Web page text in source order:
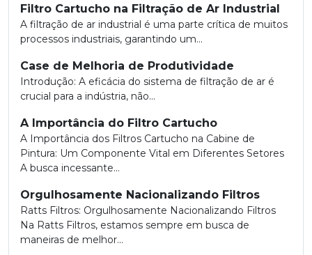
Filtro Cartucho na Filtração de Ar Industrial
A filtração de ar industrial é uma parte crítica de muitos
processos industriais, garantindo um...
Case de Melhoria de Produtividade
Introdução: A eficácia do sistema de filtração de ar é
crucial para a indústria, não...
A Importância do Filtro Cartucho
A Importância dos Filtros Cartucho na Cabine de
Pintura: Um Componente Vital em Diferentes Setores
A busca incessante...
Orgulhosamente Nacionalizando Filtros
Ratts Filtros: Orgulhosamente Nacionalizando Filtros
Na Ratts Filtros, estamos sempre em busca de
maneiras de melhor...